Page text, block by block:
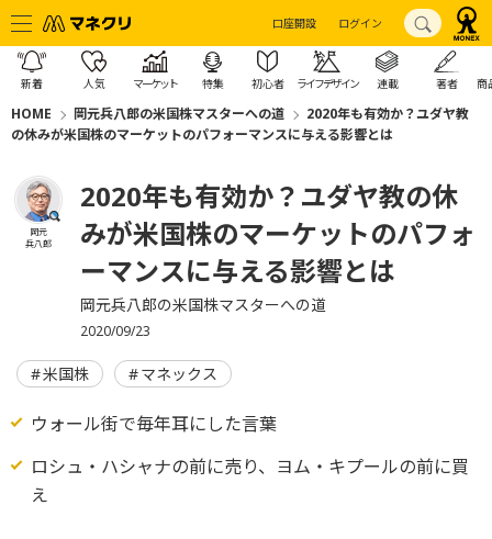
口座開設 ログイン
新着 人気 マーケット 特集 初心者 ライフデザイン 連載 著者 商
HOME 岡元兵八郎の米国株マスターへの道
2020年も有効か？ユダヤ教
の休みが米国株のマーケットのパフォーマンスに与える影響とは
岡元
兵八郎
2020年も有効か？ユダヤ教の休
みが米国株のマーケットのパフォ
ーマンスに与える影響とは
岡元兵八郎の米国株マスターへの道
2020/09/23
米国株 マネックス
ウォール街で毎年耳にした言葉
ロシュ・ハシャナの前に売り、ヨム・キプールの前に買
え